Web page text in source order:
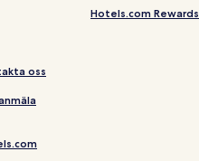
oss
Hotels.com Rewards